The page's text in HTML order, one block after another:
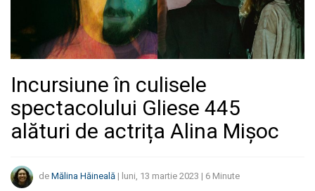
Incursiune în culisele
spectacolului Gliese 445
alături de actrița Alina Mișoc
de Mălina Hăineală | luni, 13 martie 2023 | 6 Minute